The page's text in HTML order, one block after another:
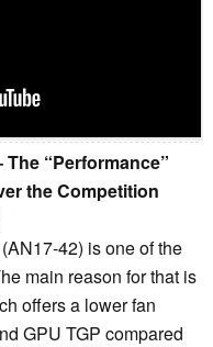
The “Performance”
the Competition
42) is one of the
main reason for that is
offers a lower fan
GPU TGP compared